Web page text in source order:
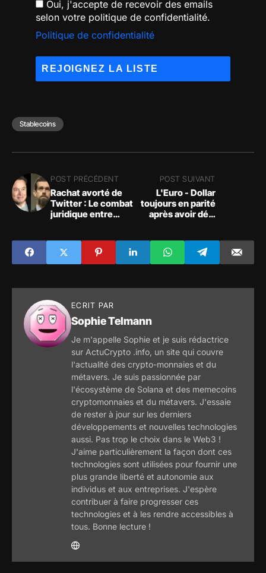
Oui, j'accepte de recevoir des emails
selon votre politique de confidentialité.
Politique de confidentialité
Stablecoins
POST PRÉCÉDENT
Rachat avorté de
Twitter : Le combat
juridique entre
une nouvelle
tournure !
POST SUIVANT
L'Euro - Dollar
toujours en parité
après avoir déjà
n'était pas arrivé
depuis 2002
ECRIT PAR
Sophie Telmann
Je m'appelle Sophie et je suis rédactrice
sur ActuCrypto .info, un site qui couvre
l'actualité des crypto-monnaies et du
métavers. Je suis passionnée par
l'écosystème de Solana et des memecoins
cryptomonnaies et du métavers. J'essaie
de rester à jour sur les derniers
développements et nouvelles technologies
aussi. Pas trop le choix dans le Web3 !
J'aime particulièrement la façon dont ces
technologies sont utilisées pour fournir une
plus grande liberté et autonomie aux
individus et aux entreprises. J'espère
contribuer à faire progresser ces
technologies et à les rendre accessibles à
tous. Bonne lecture !